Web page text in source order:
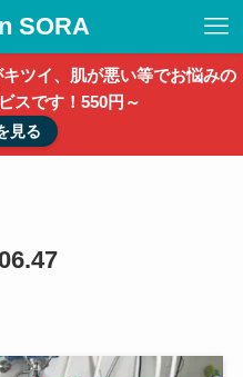
SORA
ツイ、肌が悪い等でお悩みの
スです！550円～
見る